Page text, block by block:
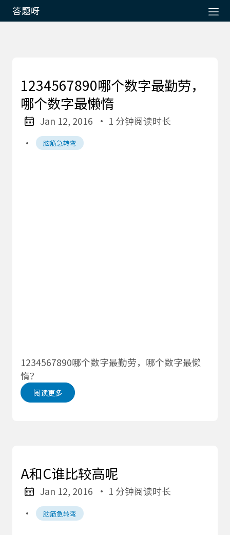
答题呀
1234567890哪个数字最勤劳，
哪个数字最懒惰
Jan 12, 2016
· 1 分钟阅读时长
·
脑筋急转弯
1234567890哪个数字最勤劳，哪个数字最懒
惰？
阅读更多
A和C谁比较高呢
Jan 12, 2016
· 1 分钟阅读时长
·
脑筋急转弯